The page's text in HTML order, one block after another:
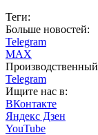
Теги:
Больше новостей:
Telegram
MAX
Telegram
Ищите нас в:
ВКонтакте
Яндекс Дзен
YouTube